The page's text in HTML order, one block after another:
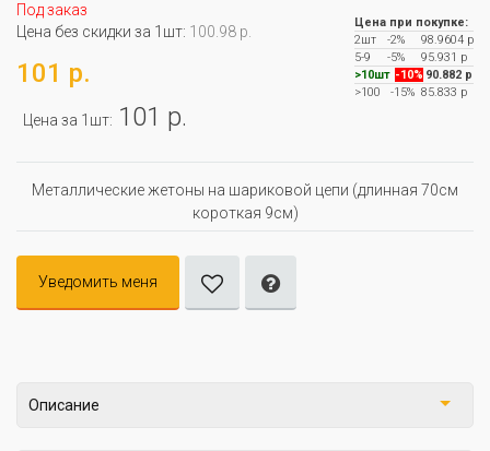
Под заказ
Цена без скидки за 1шт: 100.98 р.
101 р.
Цена за 1шт: 101 р.
Цена при покупке:
2шт
-2%
98.9604 р
5-9
-5%
95.931 р
>10шт -10% 90.882 р
>100
-15% 85.833 р
Металлические жетоны на шариковой цепи (длинная 70см
короткая 9см)
Уведомить меня
Описание